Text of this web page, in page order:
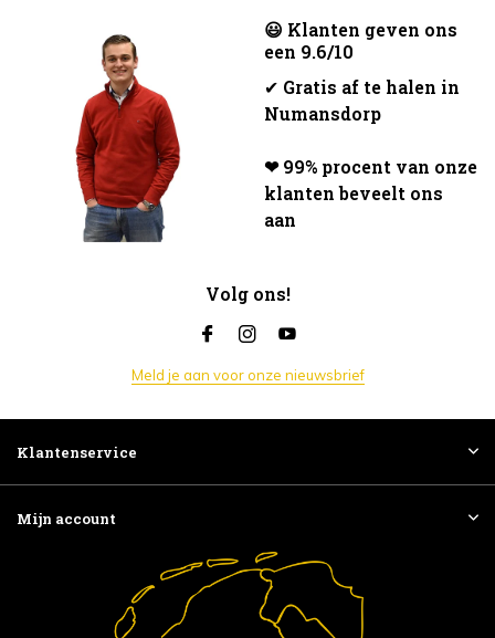
😃 Klanten geven ons
een 9.6/10
✔ Gratis af te halen in
Numansdorp
❤ 99% procent van onze
klanten beveelt ons
aan
Volg ons!
Meld je aan voor onze nieuwsbrief
Klantenservice
Mijn account